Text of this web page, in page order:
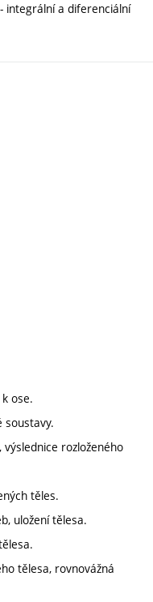
integrální a diferenciální
ose.
soustavy.
rozloženého
těles.
uložení tělesa.
tělesa, rovnovážná